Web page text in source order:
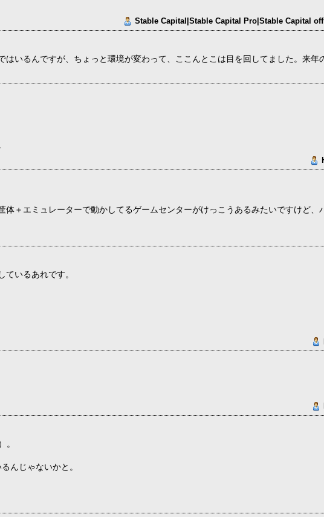
Stable Capital|Stable Capital Pro|Stable Capital
いるんですが、ちょっと環境が変わって、ここんとこは目を回してました。来年
＋エミュレーターで動かしてるゲームセンターがけっこうあるみたいですけど
いるあれです。
。
んじゃないかと。